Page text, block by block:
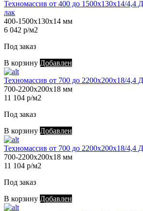
Техномассив от 400 до 1500х130х14/4,4
лак
400-1500х130х14 мм
6 042 р/м2
Под заказ
В корзину Добавлен
Техномассив от 700 до 2200х200х18/4,4
700-2200х200х18 мм
11 104 р/м2
Под заказ
В корзину Добавлен
Техномассив от 700 до 2200х200х18/4,4
700-2200х200х18 мм
11 104 р/м2
Под заказ
В корзину Добавлен